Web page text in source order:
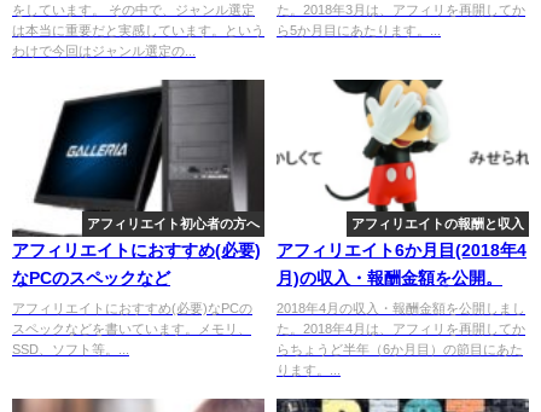
をしています。 その中で、ジャンル選定
は本当に重要だと実感しています。という
わけで今回はジャンル選定の...
た。2018年3月は、アフィリを再開してか
ら5か月目にあたります。...
アフィリエイト初心者の方へ
アフィリエイトにおすすめ(必要)
なPCのスペックなど
アフィリエイトにおすすめ(必要)なPCの
スペックなどを書いています。メモリ、
SSD、ソフト等。...
アフィリエイトの報酬と収入
アフィリエイト6か月目(2018年4
月)の収入・報酬金額を公開。
2018年4月の収入・報酬金額を公開しまし
た。2018年4月は、アフィリを再開してか
らちょうど半年（6か月目）の節目にあた
ります。...